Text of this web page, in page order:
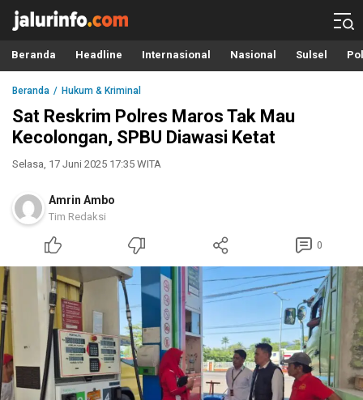
Info Terbaru, Berita Terkini Hari Ini, Jalurinfo.com
Terkini, Akurat dan Terpercaya
Beranda Headline Internasional Nasional Sulsel
Beranda Hukum & Kriminal
Sat Reskrim Polres Maros Tak Mau
Kecolongan, SPBU Diawasi Ketat
Selasa, 17 Juni 2025 17:35 WITA
Amrin Ambo
Tim Redaksi
0